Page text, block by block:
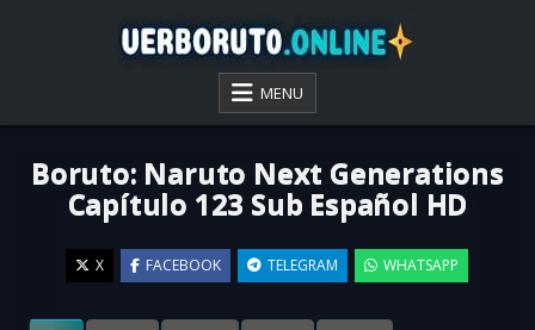
VER BORUTO ONLINE
MENU
Boruto: Naruto Next Generations
Capítulo 123 Sub Español HD
X FACEBOOK TELEGRAM WHATSAPP